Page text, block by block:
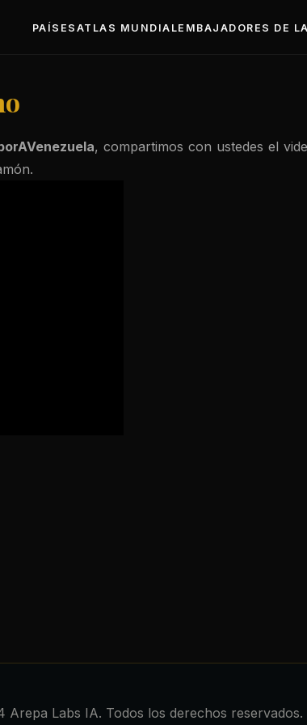
PAÍSES ATLAS MUNDIALEMBAJADORES DE
, compartimos con ustedes el
Arepa Labs IA. Todos los derechos reservados.